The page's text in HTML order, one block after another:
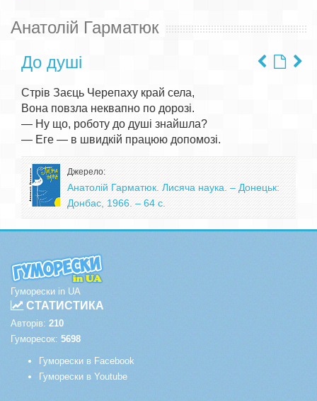
Анатолій Гарматюк
До душі
Стрів Заєць Черепаху край села,
Вона повзла неквапно по дорозі.
— Ну що, роботу до душі знайшла?
Джерело:
Анатолій Гарматюк. Лисяча наука. – Донецьк:
Донбас, 1966. – 64 с.
Гуморески in UA
СТАТИСТИКА
Авторів: 210
Гуморесок: 5698
Гуморески в Facebook
Гуморески в Youtube